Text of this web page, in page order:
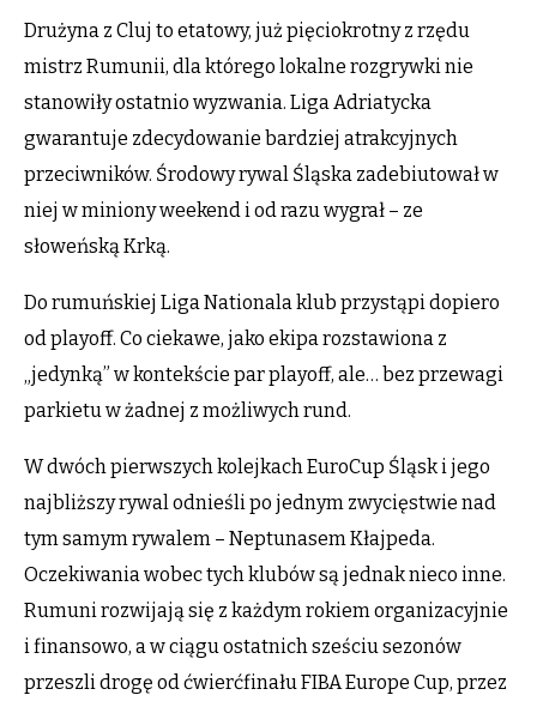
Drużyna z Cluj to etatowy, już pięciokrotny z rzędu
mistrz Rumunii, dla którego lokalne rozgrywki nie
stanowiły ostatnio wyzwania. Liga Adriatycka
gwarantuje zdecydowanie bardziej atrakcyjnych
przeciwników. Środowy rywal Śląska zadebiutował w
niej w miniony weekend i od razu wygrał – ze
słoweńską Krką.
Do rumuńskiej Liga Nationala klub przystąpi dopiero
od playoff. Co ciekawe, jako ekipa rozstawiona z
„jedynką” w kontekście par playoff, ale… bez przewagi
parkietu w żadnej z możliwych rund.
W dwóch pierwszych kolejkach EuroCup Śląsk i jego
najbliższy rywal odnieśli po jednym zwycięstwie nad
tym samym rywalem – Neptunasem Kłajpeda.
Oczekiwania wobec tych klubów są jednak nieco inne.
Rumuni rozwijają się z każdym rokiem organizacyjnie
i finansowo, a w ciągu ostatnich sześciu sezonów
przeszli drogę od ćwierćfinału FIBA Europe Cup, przez